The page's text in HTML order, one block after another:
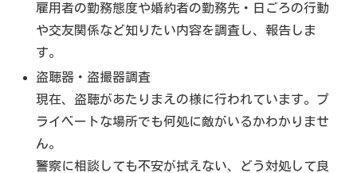
雇用者の勤務態度や婚約者の勤務先・日ごろの行動
や交友関係など知りたい内容を調査し、報告しま
す。
盗聴器・盗撮器調査
現在、盗聴があたりまえの様に行われています。プ
ライベートな場所でも何処に敵がいるかわかりませ
ん。
警察に相談しても不安が拭えない、どう対処して良